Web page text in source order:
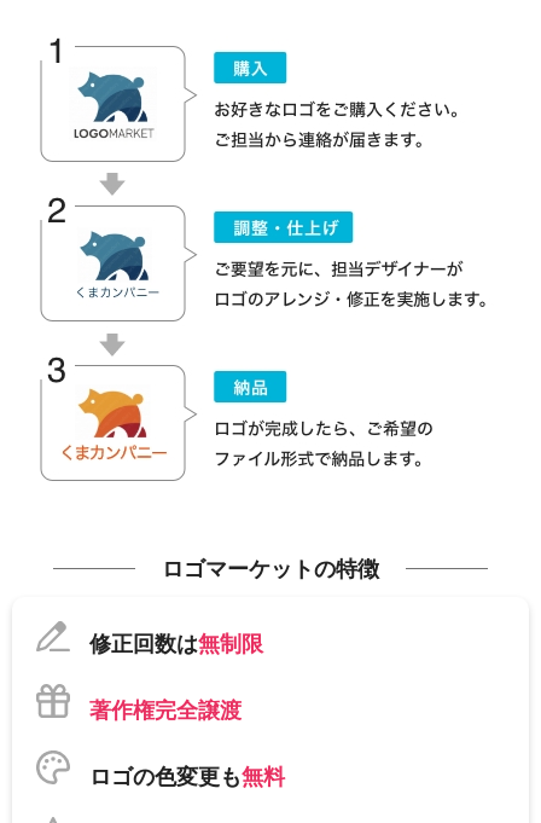
ロゴマーケットの特徴
修正回数は無制限
著作権完全譲渡
ロゴの色変更も無料